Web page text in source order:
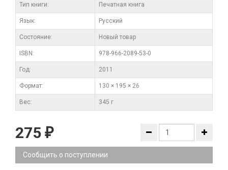
Тип книги: Печатная книга
Язык: Русский
Состояние: Новый товар
ISBN: 978-966-2089-53-0
Год: 2011
Формат: 130 × 195 × 26
Вес: 345 г
275 ₽
Сообщить о поступлении